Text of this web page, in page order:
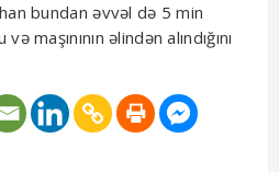
bundan əvvəl də 5 min
maşınının əlindən alındığını